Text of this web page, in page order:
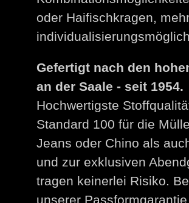
oder Haifischkragen,
Gefertigt nach den
an der Saale - seit 1954.
Hochwertigste
Standard 100 für die
Jeans oder Chino als
und zur exklusiven
tragen keinerlei Risiko.
unserer